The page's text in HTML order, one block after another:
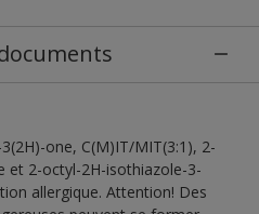
one, C(M)IT/MIT(3:1), 2-
et 2-octyl-2H-isothiazole-3-
allergique. Attention! Des